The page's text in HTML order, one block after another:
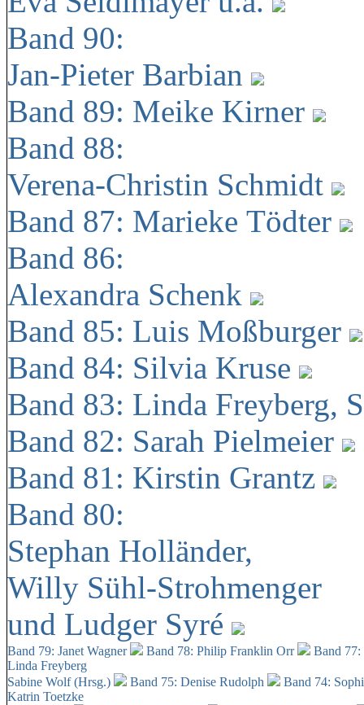
Band 90:
Jan-Pieter Barbian
Band 89: Meike Kirner
Band 88:
Verena-Christin Schmidt
Band 87: Marieke Tödter
Band 86:
Alexandra Schenk
Band 85: Luis Moßburger
Band 84: Silvia Kruse
Band 83: Linda Freyberg,
Band 82: Sarah Pielmeier
Band 81: Kirstin Grantz
Band 80:
Stephan Holländer,
Willy Sühl-Strohmenger
und Ludger Syré
Band 79: Janet Wagner Band 78: Philip Franklin Orr
Band
Linda Freyberg
Sabine Wolf (Hrsg.)
Band 75: Denise Rudolph
Band 74:
Katrin Toetzke